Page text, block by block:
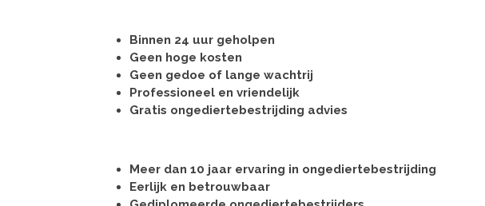
Binnen 24 uur geholpen
Geen hoge kosten
Geen gedoe of lange wachtrij
Professioneel en vriendelijk
Gratis ongediertebestrijding advies
Meer dan 10 jaar ervaring in ongediertebestrijding
Eerlijk en betrouwbaar